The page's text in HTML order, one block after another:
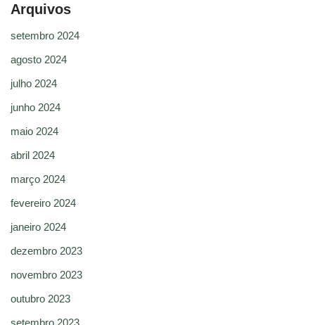
Arquivos
setembro 2024
agosto 2024
julho 2024
junho 2024
maio 2024
abril 2024
março 2024
fevereiro 2024
janeiro 2024
dezembro 2023
novembro 2023
outubro 2023
setembro 2023